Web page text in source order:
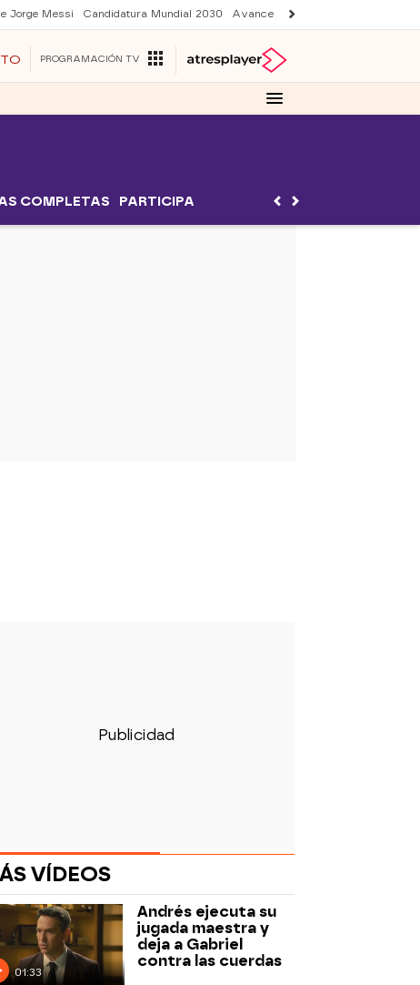
Jorge Messi Candidatura Mundial 2030 Avance Sueños de libertad
PROGRAMACIÓN TV
COMPLETAS PARTICIPA
VÍDEOS
01:33
Andrés ejecuta su
jugada maestra y
deja a Gabriel
contra las cuerdas